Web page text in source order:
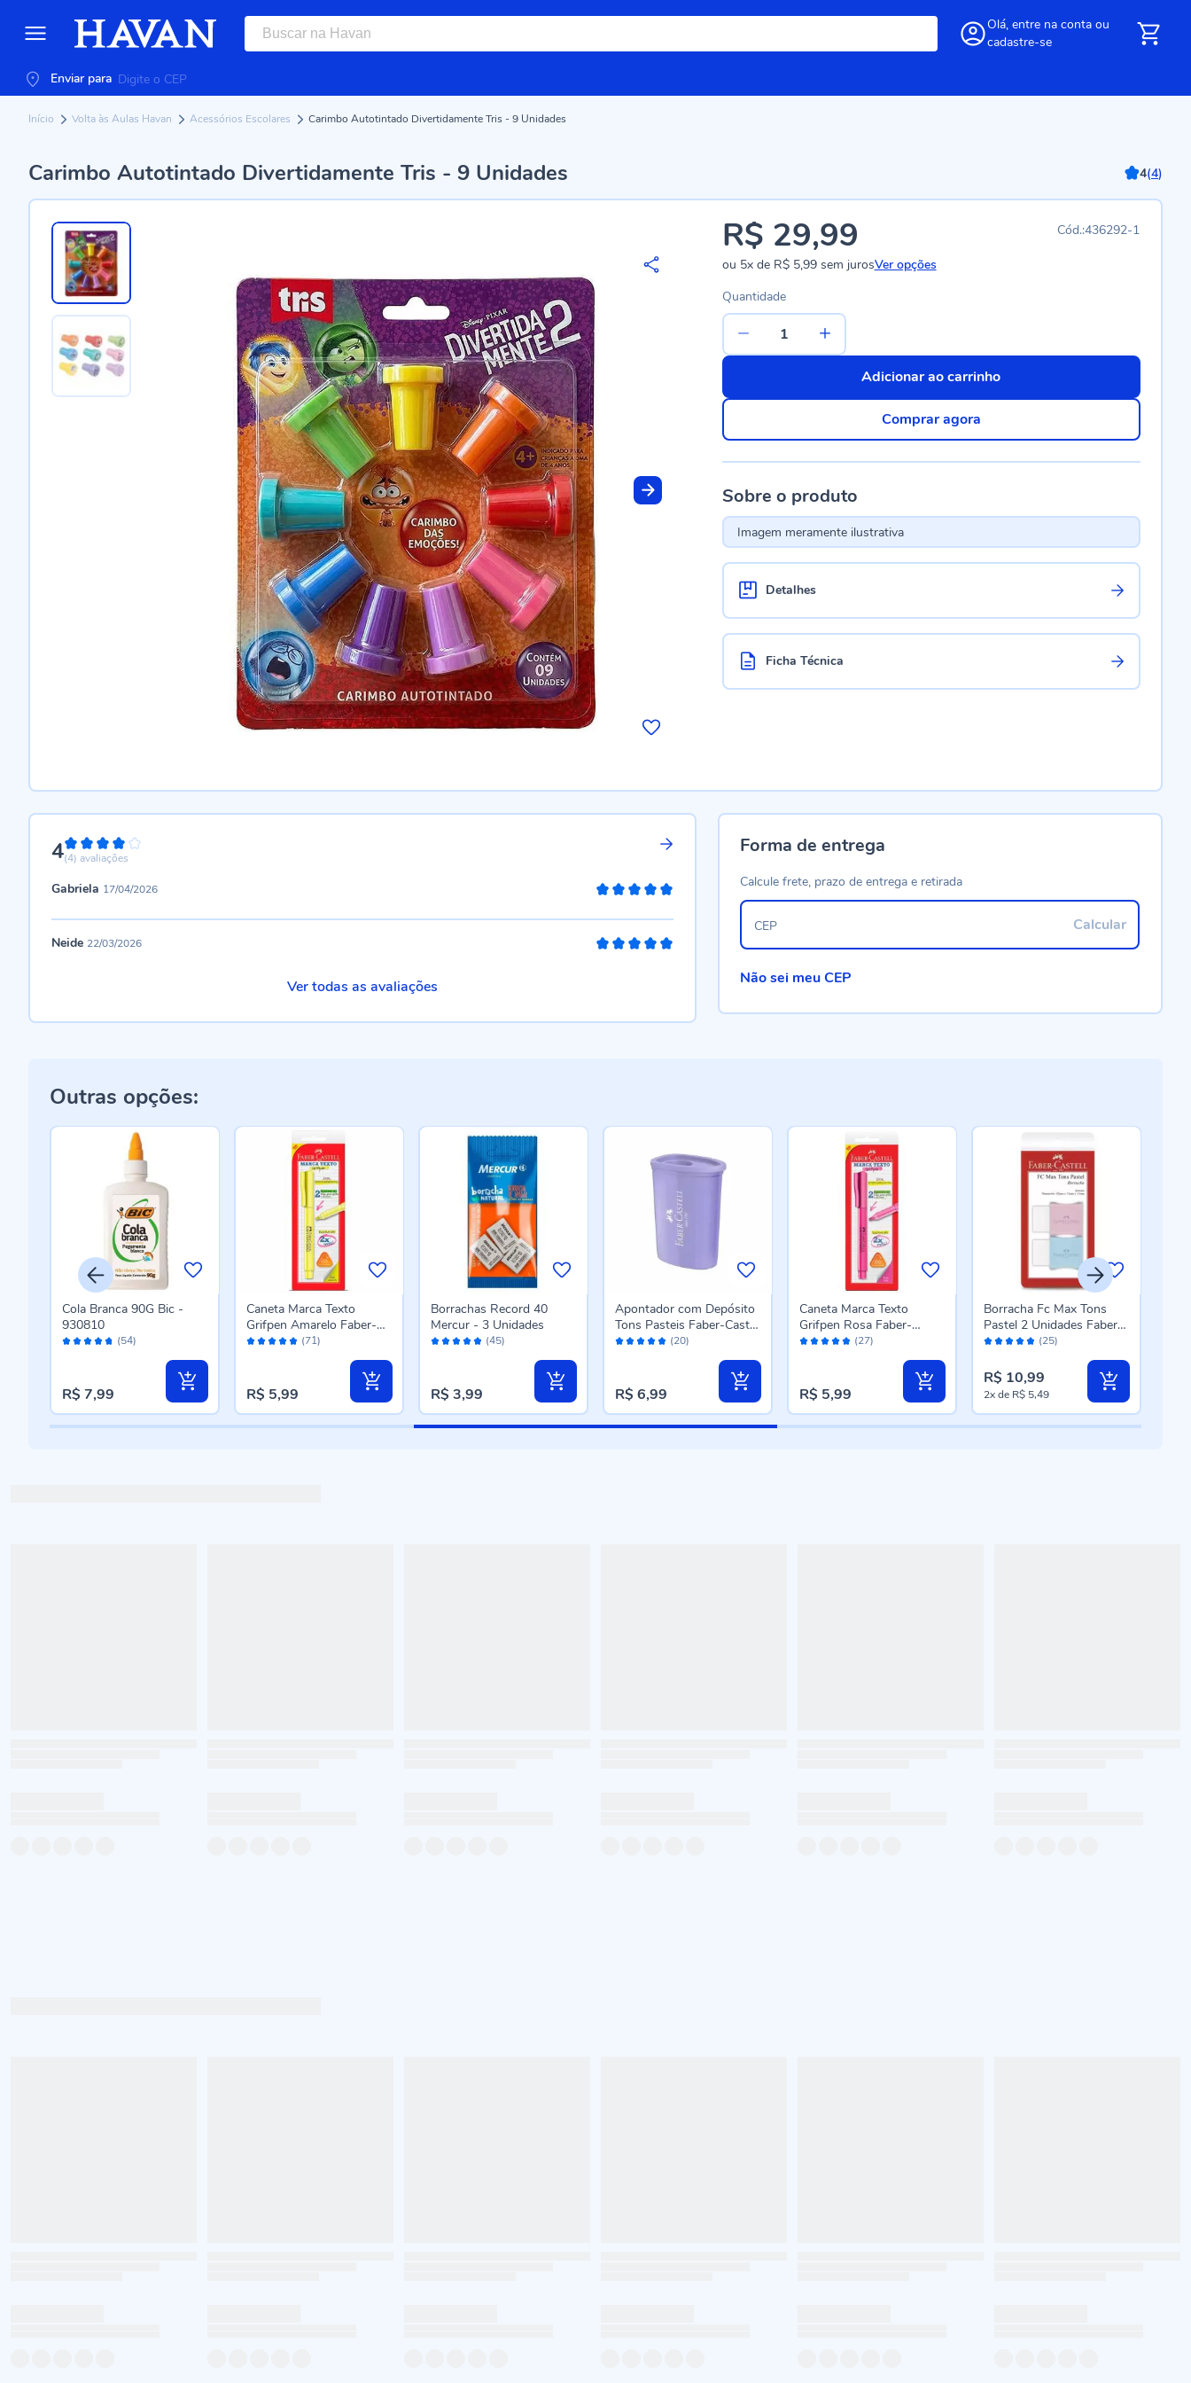
Olá, entre na conta ou
cadastre-se
Enviar para
Início Volta às Aulas Havan Acessórios Escolares Carimbo Autotintado Divertidamente Tris - 9 Unidades
Carimbo Autotintado Divertidamente Tris - 9 Unidades 4(4)
436292-1
R$ 29,99
ou 5xde R$ 5,99sem jurosVer opções
Quantidade
Adicionar ao carrinho
Comprar agora
Sobre o produto
Imagem meramente ilustrativa
Detalhes
Ficha Técnica
480%
(4) avaliações
Gabriela 17/04/2026
Neide 22/03/2026
Ver todas as avaliações
Forma de entrega
Calcule frete, prazo de entrega e retirada
Calcular
CEP
Não sei meu CEP
Outras opções:
Avaliação: (54)
Cola Branca 90G Bic -
930810
R$ 7,99
Avaliação: (71)
Caneta Marca Texto
Grifpen Amarelo Faber-
Castell - SM/MTAMZF
R$ 5,99
Avaliação: (45)
Borrachas Record 40
Mercur - 3 Unidades
R$ 3,99
Avaliação: (20)
Apontador com Depósito
Tons Pasteis Faber-Castell
- Sortido
R$ 6,99
Avaliação: (27)
Caneta Marca Texto
Grifpen Rosa Faber-
Castell - SM/MTRSZF
R$ 5,99
Avaliação: (25)
Borracha Fc Max Tons
Pastel 2 Unidades Faber-
Castell - SM/7024MAR
R$ 10,99
2xde R$ 5,49